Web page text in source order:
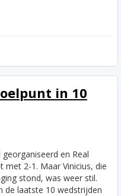
in 10
en Real
met 2-1. Maar Vinicius, die
stond, was weer stil.
de laatste 10 wedstrijden